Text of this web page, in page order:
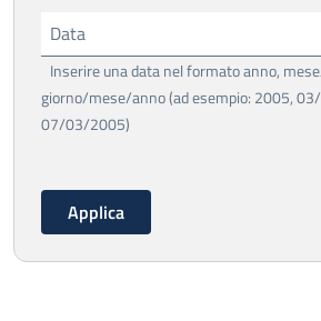
Data
Inserire una data nel formato anno,
giorno/mese/anno (ad esempio: 2005,
07/03/2005)